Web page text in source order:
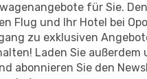
für Sie.
Flug und Ihr Hotel bei
zu exklusiven
Laden Sie außerdem
abonnieren Sie den